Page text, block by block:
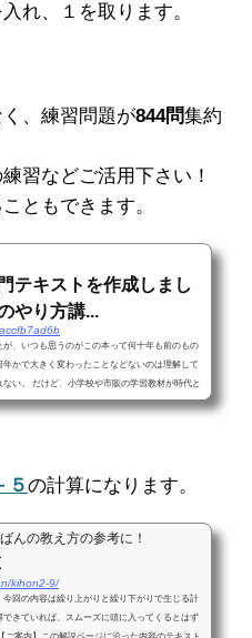
れ、１を取ります。
、練習問題が844問集約
習などご活用下さい！
ともできます。
テキストを作成しまし
やり方講...
、いつも思うのがこの本って何十年も前のもの
かで大きく変わったことなどないのは理解して
い。 だけど、小学校や市販の学習教材が時代と
のテキストを見ていると昭和感をふんだんに味
５の計算になります。
んの教え方の参考に！
kihon2-9/
回の内容は繰り上がりと繰り下がりで生じる計
きていれば、スムーズに頭に入ってくるとはず